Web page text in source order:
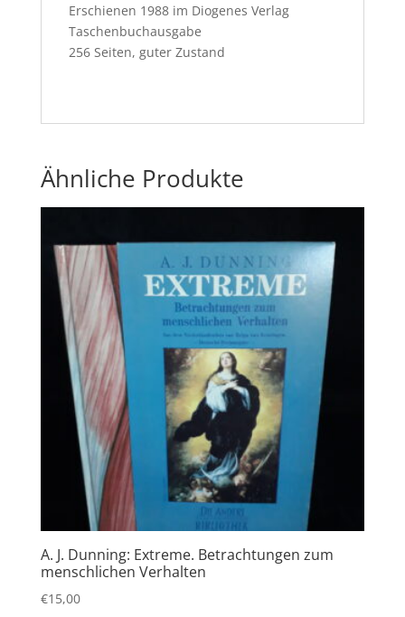
Erschienen 1988 im Diogenes Verlag
Taschenbuchausgabe
256 Seiten, guter Zustand
Ähnliche Produkte
A. J. Dunning: Extreme. Betrachtungen zum
menschlichen Verhalten
€15,00